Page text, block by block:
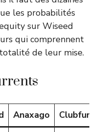
les probabilités
sur Wiseed
qui comprennent
de leur mise.
Anaxago